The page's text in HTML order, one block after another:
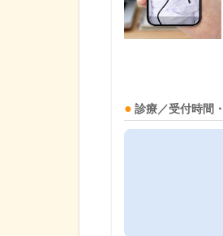
診療／受付時間